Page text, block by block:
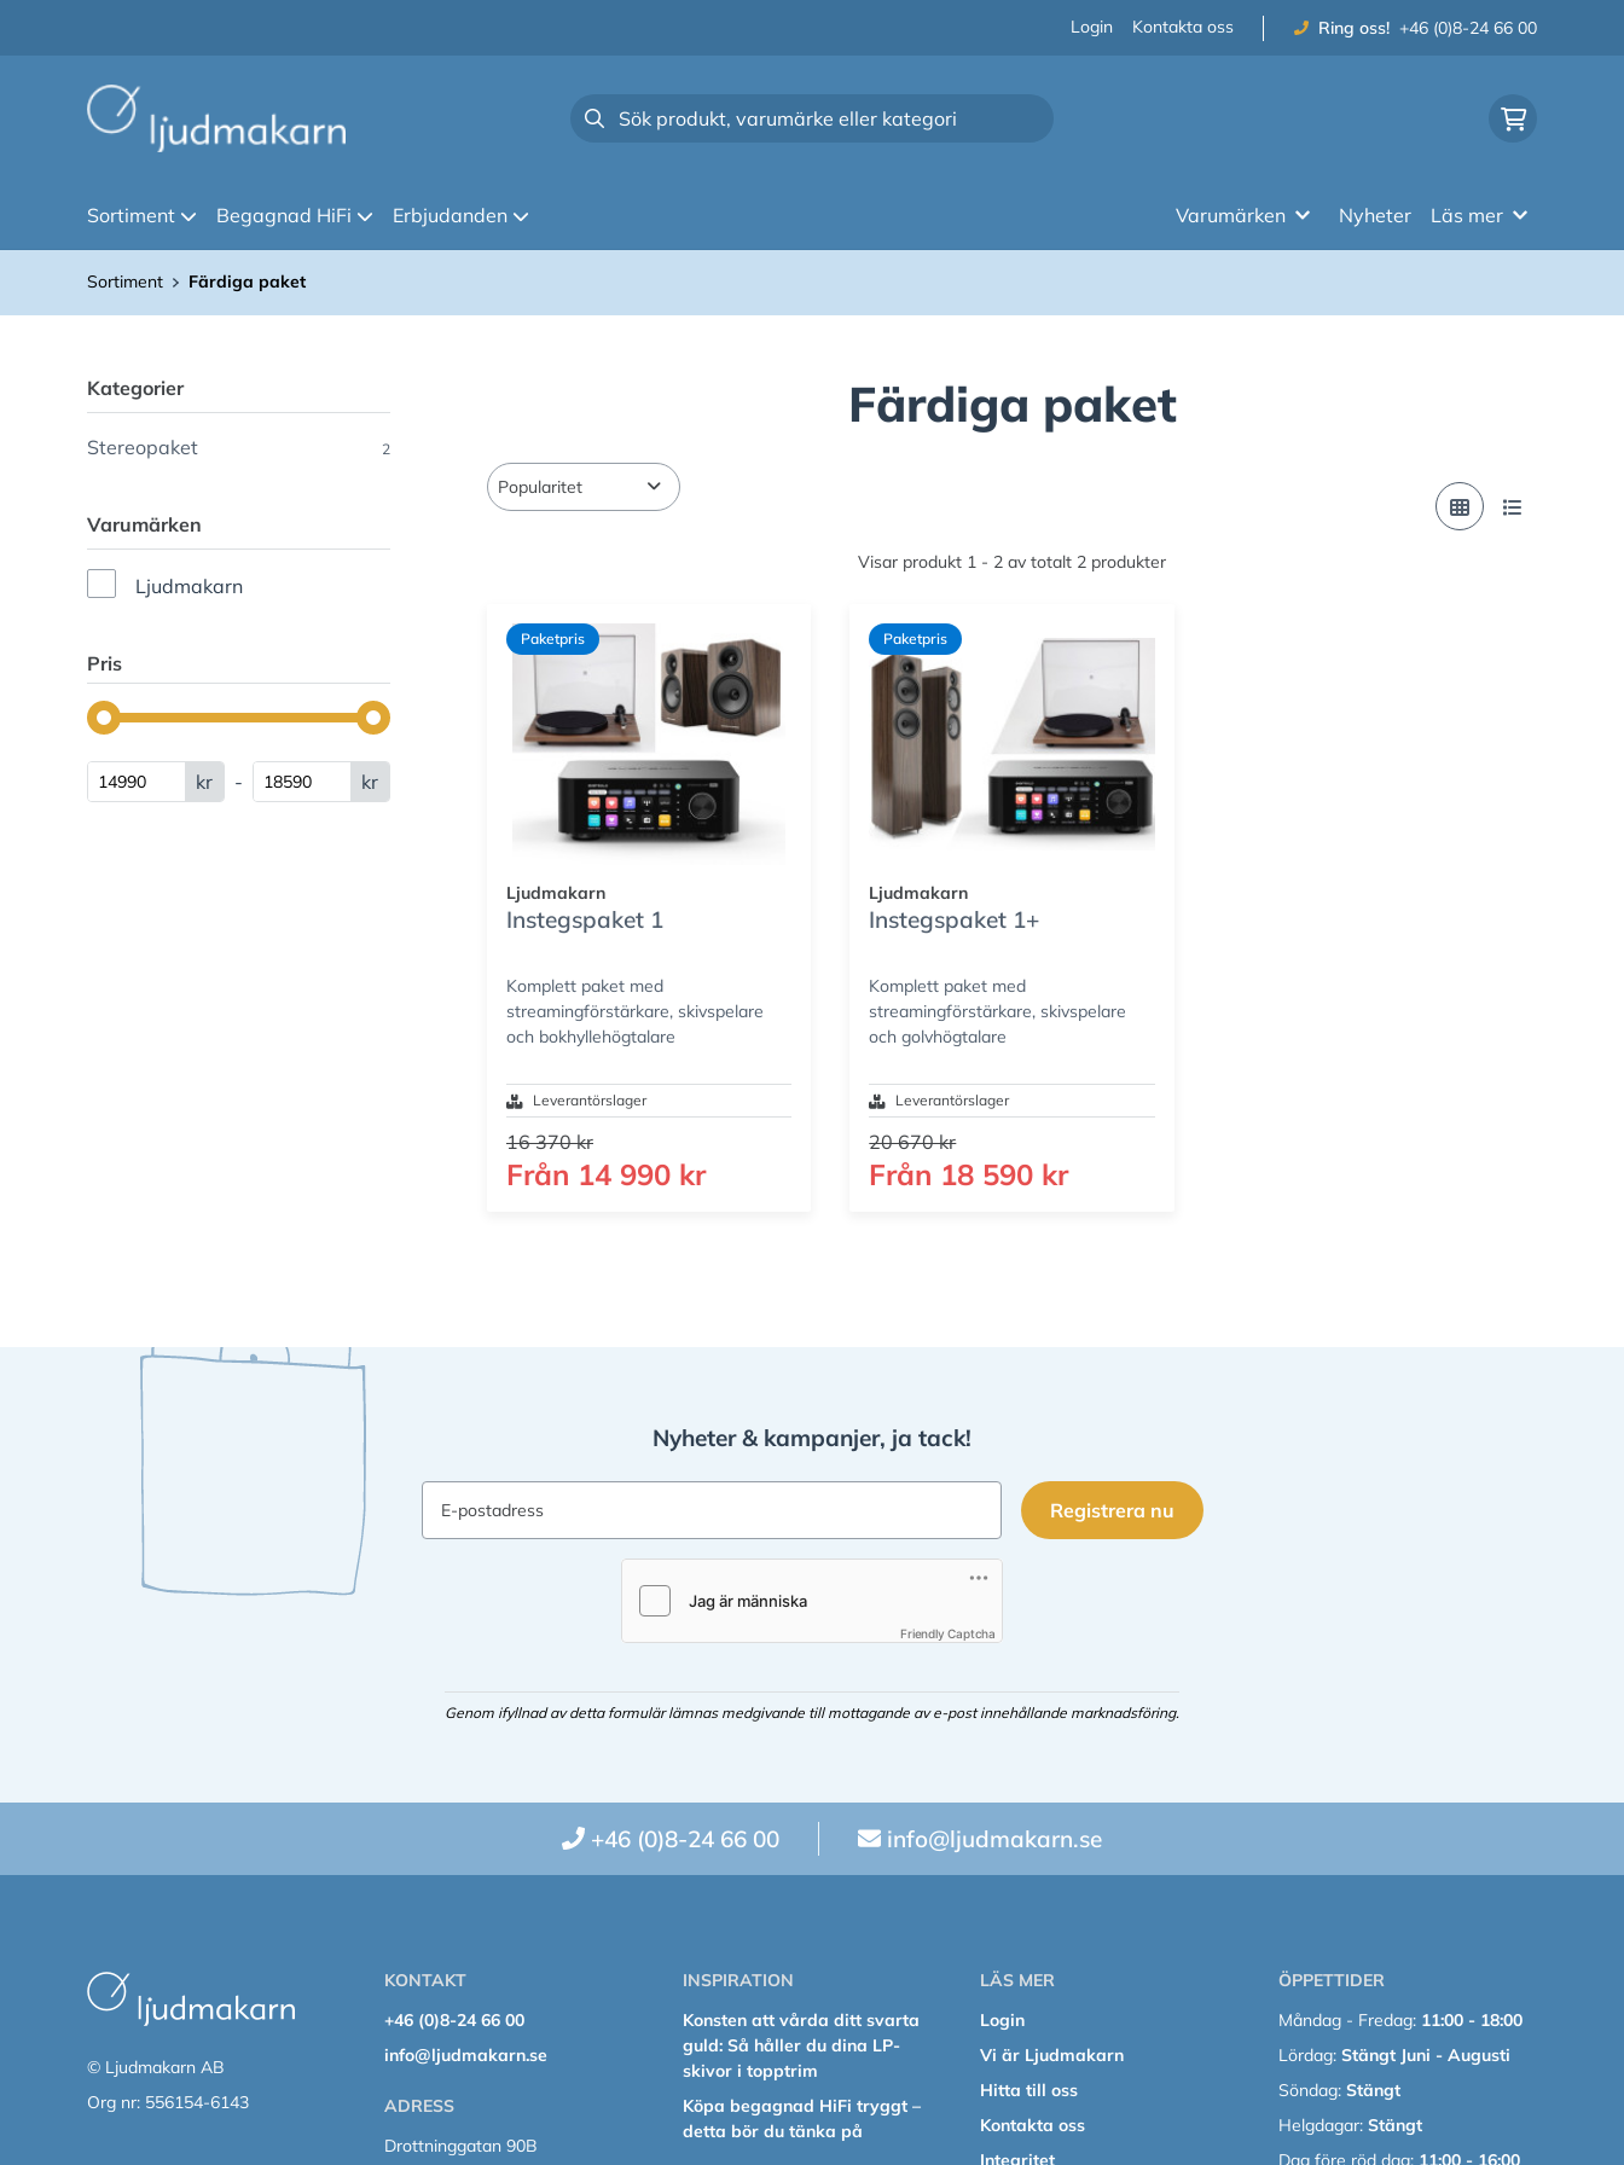
Login Kontakta oss Ring oss! +46 (0)8-24 66 00
Sortiment Begagnad HiFi Erbjudanden Varumärken Nyheter Läs mer
Sortiment Färdiga paket
Kategorier
Stereopaket 2
Varumärken
Ljudmakarn
Pris
kr - kr
Färdiga paket
Visar produkt 1 - 2 av totalt 2 produkter
Paketpris
Ljudmakarn
Instegspaket 1
Komplett paket med
streamingförstärkare, skivspelare
och bokhyllehögtalare
Leverantörslager
16 370 kr
Från 14 990 kr
Paketpris
Ljudmakarn
Instegspaket 1+
Komplett paket med
streamingförstärkare, skivspelare
och golvhögtalare
Leverantörslager
20 670 kr
Från 18 590 kr
Nyheter & kampanjer, ja tack!
E-postadress Registrera nu
Friendly Captcha
Genom ifyllnad av detta formulär lämnas medgivande till mottagande av e-post innehållande marknadsföring.
+46 (0)8-24 66 00 info@ljudmakarn.se
© Ljudmakarn AB
Org nr: 556154-6143
KONTAKT
+46 (0)8-24 66 00
info@ljudmakarn.se
ADRESS
Drottninggatan 90B
INSPIRATION
Konsten att vårda ditt svarta
guld: Så håller du dina LP-
skivor i topptrim
Köpa begagnad HiFi tryggt –
detta bör du tänka på
LÄS MER
Login
Vi är Ljudmakarn
Hitta till oss
Kontakta oss
Integritet
ÖPPETTIDER
Måndag - Fredag: 11:00 - 18:00
Lördag:Stängt Juni - Augusti
Söndag:Stängt
Helgdagar:Stängt
Dag före röd dag:11:00 - 16:00